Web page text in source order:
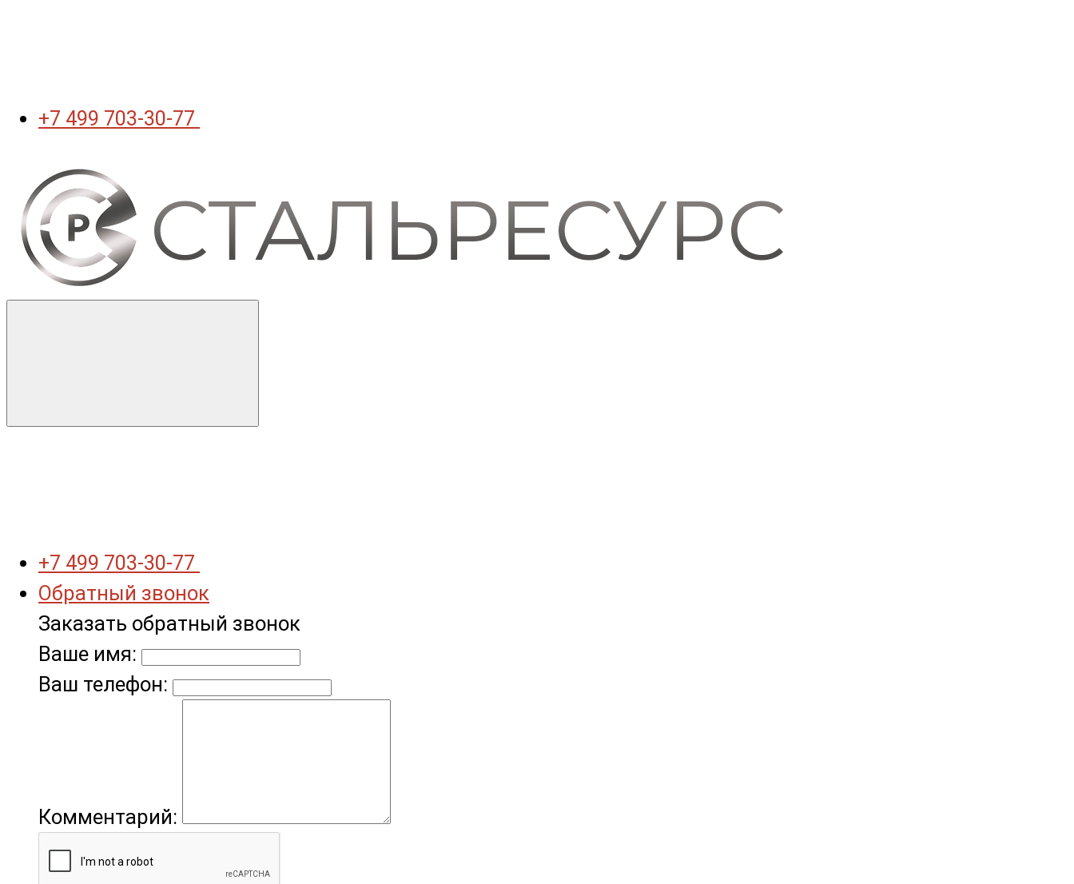
+7 499 703-30-77
+7 499 703-30-77
Обратный звонок
Заказать обратный звонок
Ваше имя:
Ваш телефон:
Комментарий: